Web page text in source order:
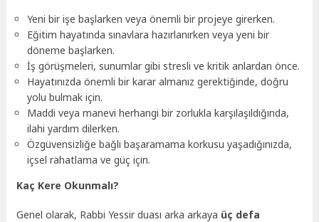
Yeni bir işe başlarken veya önemli bir projeye girerken.
Eğitim hayatında sınavlara hazırlanırken veya yeni bir
döneme başlarken.
İş görüşmeleri, sunumlar gibi stresli ve kritik anlardan önce.
Hayatınızda önemli bir karar almanız gerektiğinde, doğru
yolu bulmak için.
Maddi veya manevi herhangi bir zorlukla karşılaşıldığında,
ilahi yardım dilerken.
Özgüvensizliğe bağlı başaramama korkusu yaşadığınızda,
içsel rahatlama ve güç için.
Kaç Kere Okunmalı?
Genel olarak, Rabbi Yessir duası arka arkaya üç defa